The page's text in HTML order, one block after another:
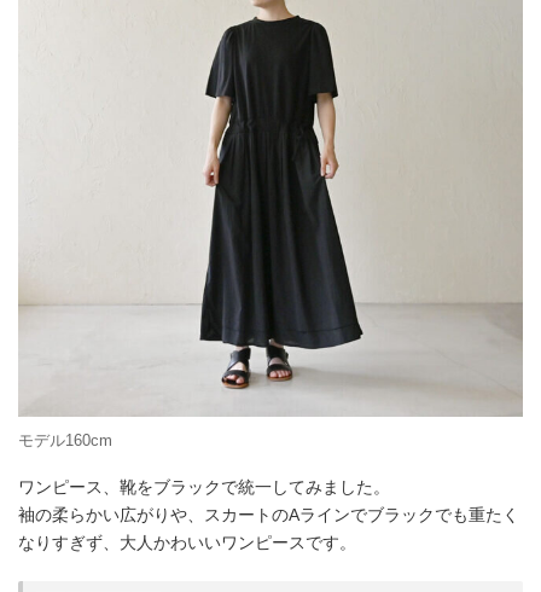
モデル160cm
ワンピース、靴をブラックで統一してみました。
袖の柔らかい広がりや、スカートのAラインでブラックでも重たく
なりすぎず、大人かわいいワンピースです。